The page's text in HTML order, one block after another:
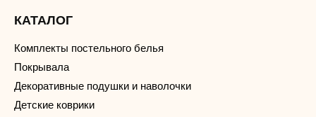
КАТАЛОГ
Комплекты постельного белья
Покрывала
Декоративные подушки и наволочки
Детские коврики